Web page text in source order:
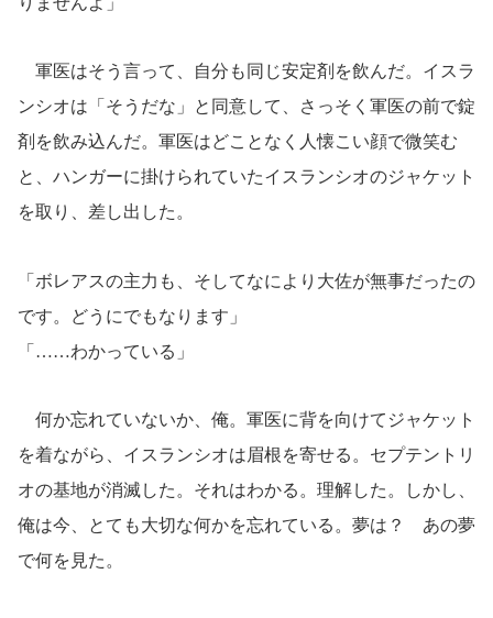
軍医はそう言って、自分も同じ安定剤を飲んだ。イスラ
ンシオは「そうだな」と同意して、さっそく軍医の前で錠
剤を飲み込んだ。軍医はどことなく人懐こい顔で微笑む
と、ハンガーに掛けられていたイスランシオのジャケット
を取り、差し出した。
「ボレアスの主力も、そしてなにより大佐が無事だったの
です。どうにでもなります」
「……わかっている」
何か忘れていないか、俺。軍医に背を向けてジャケット
を着ながら、イスランシオは眉根を寄せる。セプテントリ
オの基地が消滅した。それはわかる。理解した。しかし、
俺は今、とても大切な何かを忘れている。夢は？ あの夢
で何を見た。